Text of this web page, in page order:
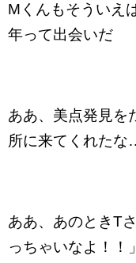
Mくんもそういえ
年って出会いだ
ああ、美点発見を
所に来てくれたな
ああ、あのときT
っちゃいなよ！！